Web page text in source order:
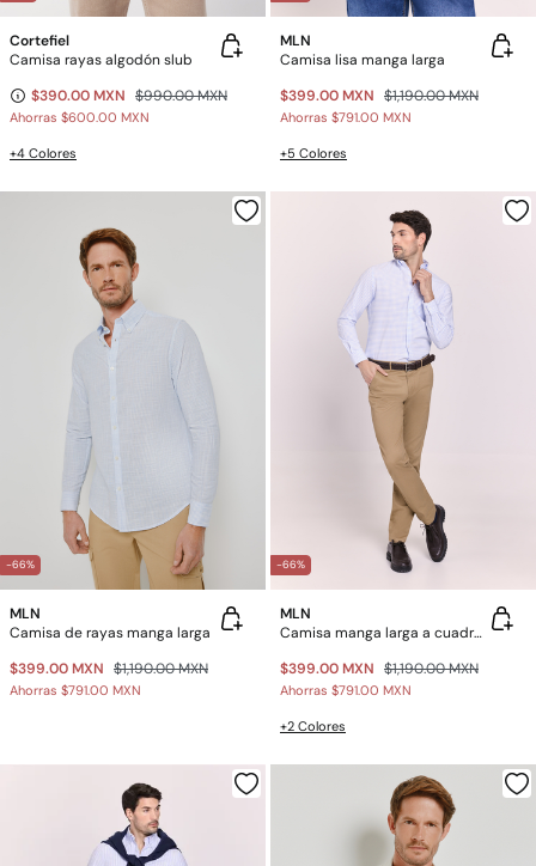
Cortefiel
Camisa rayas algodón slub
$390.00 MXN $990.00 MXN
Ahorras $600.00 MXN
+4 Colores
MLN
Camisa lisa manga larga
$399.00 MXN $1,190.00 MXN
Ahorras $791.00 MXN
+5 Colores
-66%
MLN
Camisa de rayas manga larga
$399.00 MXN $1,190.00 MXN
Ahorras $791.00 MXN
-66%
MLN
Camisa manga larga a cuadros
$399.00 MXN $1,190.00 MXN
Ahorras $791.00 MXN
+2 Colores